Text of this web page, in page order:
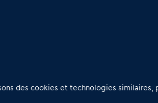
02 54 56 03 17
des cookies et technologies